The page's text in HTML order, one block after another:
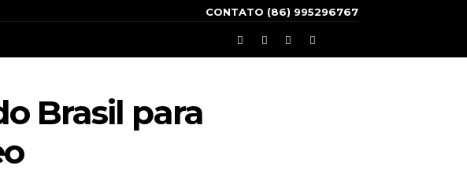
CONTATO (86) 995296767
Brasil para